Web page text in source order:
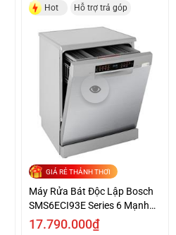
Hot Hỗ trợ trả góp
GIÁ RẺ THẢNH THƠI
Máy Rửa Bát Độc Lập Bosch
SMS6ECI93E Series 6 Mạnh
Mẽ Chính Hãng
17.790.000₫